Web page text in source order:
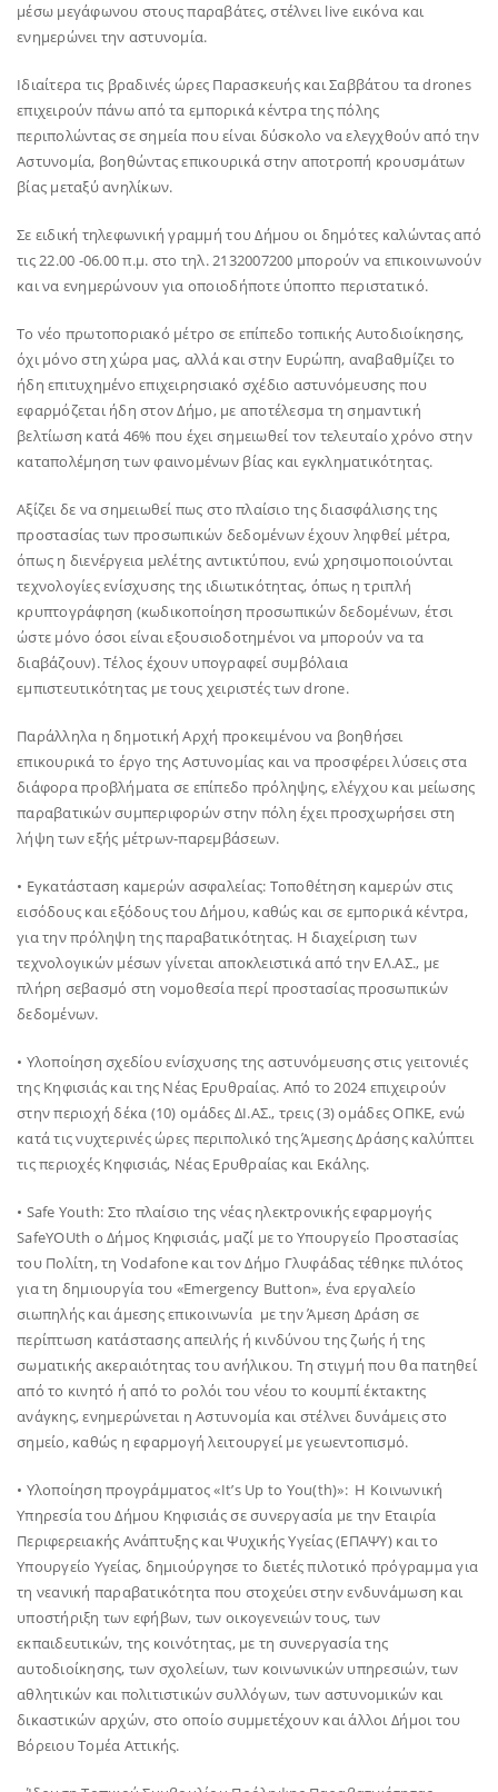
μέσω μεγάφωνου στους παραβάτες, στέλνει live εικόνα και
ενημερώνει την αστυνομία.
Ιδιαίτερα τις βραδινές ώρες Παρασκευής και Σαββάτου τα drones
επιχειρούν πάνω από τα εμπορικά κέντρα της πόλης
περιπολώντας σε σημεία που είναι δύσκολο να ελεγχθούν από την
Αστυνομία, βοηθώντας επικουρικά στην αποτροπή κρουσμάτων
βίας μεταξύ ανηλίκων.
Σε ειδική τηλεφωνική γραμμή του Δήμου οι δημότες καλώντας από
τις 22.00 -06.00 π.μ. στο τηλ. 2132007200 μπορούν να επικοινωνούν
και να ενημερώνουν για οποιοδήποτε ύποπτο περιστατικό.
Το νέο πρωτοποριακό μέτρο σε επίπεδο τοπικής Αυτοδιοίκησης,
όχι μόνο στη χώρα μας, αλλά και στην Ευρώπη, αναβαθμίζει το
ήδη επιτυχημένο επιχειρησιακό σχέδιο αστυνόμευσης που
εφαρμόζεται ήδη στον Δήμο, με αποτέλεσμα τη σημαντική
βελτίωση κατά 46% που έχει σημειωθεί τον τελευταίο χρόνο στην
καταπολέμηση των φαινομένων βίας και εγκληματικότητας.
Aξίζει δε να σημειωθεί πως στο πλαίσιο της διασφάλισης της
προστασίας των προσωπικών δεδομένων έχουν ληφθεί μέτρα,
όπως η διενέργεια μελέτης αντικτύπου, ενώ χρησιμοποιούνται
τεχνολογίες ενίσχυσης της ιδιωτικότητας, όπως η τριπλή
κρυπτογράφηση (κωδικοποίηση προσωπικών δεδομένων, έτσι
ώστε μόνο όσοι είναι εξουσιοδοτημένοι να μπορούν να τα
διαβάζουν). Τέλος έχουν υπογραφεί συμβόλαια
εμπιστευτικότητας με τους χειριστές των drone.
Παράλληλα η δημοτική Αρχή προκειμένου να βοηθήσει
επικουρικά το έργο της Αστυνομίας και να προσφέρει λύσεις στα
διάφορα προβλήματα σε επίπεδο πρόληψης, ελέγχου και μείωσης
παραβατικών συμπεριφορών στην πόλη έχει προσχωρήσει στη
λήψη των εξής μέτρων-παρεμβάσεων.
• Εγκατάσταση καμερών ασφαλείας: Τοποθέτηση καμερών στις
εισόδους και εξόδους του Δήμου, καθώς και σε εμπορικά κέντρα,
για την πρόληψη της παραβατικότητας. Η διαχείριση των
τεχνολογικών μέσων γίνεται αποκλειστικά από την ΕΛ.ΑΣ., με
πλήρη σεβασμό στη νομοθεσία περί προστασίας προσωπικών
δεδομένων.
• Υλοποίηση σχεδίου ενίσχυσης της αστυνόμευσης στις γειτονιές
της Κηφισιάς και της Νέας Ερυθραίας. Από το 2024 επιχειρούν
στην περιοχή δέκα (10) ομάδες ΔΙ.ΑΣ., τρεις (3) ομάδες ΟΠΚΕ, ενώ
κατά τις νυχτερινές ώρες περιπολικό της Άμεσης Δράσης καλύπτει
τις περιοχές Κηφισιάς, Νέας Ερυθραίας και Εκάλης.
• Safe Youth: Στο πλαίσιο της νέας ηλεκτρονικής εφαρμογής
SafeYOUth ο Δήμος Κηφισιάς, μαζί με το Υπουργείο Προστασίας
του Πολίτη, τη Vodafone και τον Δήμο Γλυφάδας τέθηκε πιλότος
για τη δημιουργία του «Emergency Button», ένα εργαλείο
σιωπηλής και άμεσης επικοινωνία με την Άμεση Δράση σε
περίπτωση κατάστασης απειλής ή κινδύνου της ζωής ή της
σωματικής ακεραιότητας του ανήλικου. Τη στιγμή που θα πατηθεί
από το κινητό ή από το ρολόι του νέου το κουμπί έκτακτης
ανάγκης, ενημερώνεται η Αστυνομία και στέλνει δυνάμεις στο
σημείο, καθώς η εφαρμογή λειτουργεί με γεωεντοπισμό.
• Υλοποίηση προγράμματος «It’s Up to You(th)»: Η Κοινωνική
Υπηρεσία του Δήμου Κηφισιάς σε συνεργασία με την Εταιρία
Περιφερειακής Ανάπτυξης και Ψυχικής Υγείας (ΕΠΑΨΥ) και το
Υπουργείο Υγείας, δημιούργησε το διετές πιλοτικό πρόγραμμα για
τη νεανική παραβατικότητα που στοχεύει στην ενδυνάμωση και
υποστήριξη των εφήβων, των οικογενειών τους, των
εκπαιδευτικών, της κοινότητας, με τη συνεργασία της
αυτοδιοίκησης, των σχολείων, των κοινωνικών υπηρεσιών, των
αθλητικών και πολιτιστικών συλλόγων, των αστυνομικών και
δικαστικών αρχών, στο οποίο συμμετέχουν και άλλοι Δήμοι του
Βόρειου Τομέα Αττικής.